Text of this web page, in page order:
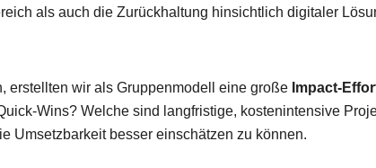
als auch die Zurückhaltung hinsichtlich digitaler
erstellten wir als Gruppenmodell eine große Impact-
Wins? Welche sind langfristige, kostenintensive
Umsetzbarkeit besser einschätzen zu können.